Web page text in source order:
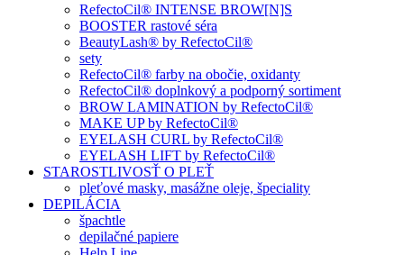
RefectoCil® INTENSE BROW[N]S
BOOSTER rastové séra
BeautyLash® by RefectoCil®
sety
RefectoCil® farby na obočie, oxidanty
RefectoCil® doplnkový a podporný sortiment
BROW LAMINATION by RefectoCil®
MAKE UP by RefectoCil®
EYELASH CURL by RefectoCil®
EYELASH LIFT by RefectoCil®
STAROSTLIVOSŤ O PLEŤ
pleťové masky, masážne oleje, špeciality
DEPILÁCIA
špachtle
depilačné papiere